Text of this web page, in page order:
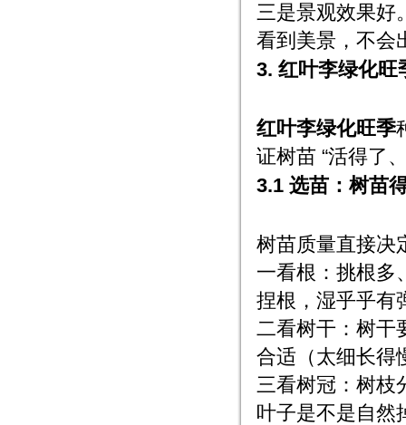
三是景观效果好
看到美景，不会
3. 红叶李绿化旺
红叶李绿化旺季
证树苗 “活得了
3.1 选苗：树苗
树苗质量直接决
一看根：挑根多
捏根，湿乎乎有
二看树干：树干
合适（太细长得
三看树冠：树枝
叶子是不是自然